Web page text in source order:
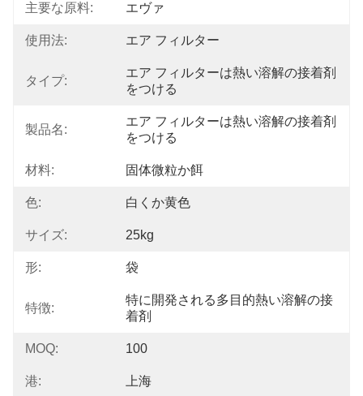
主要な原料: エヴァ
使用法: エア フィルター
タイプ:
エア フィルターは熱い溶解の接着剤
をつける
製品名:
エア フィルターは熱い溶解の接着剤
をつける
材料: 固体微粒か餌
色: 白くか黄色
サイズ: 25kg
形: 袋
特徴:
特に開発される多目的熱い溶解の接
着剤
MOQ: 100
港: 上海